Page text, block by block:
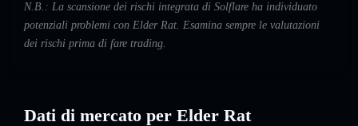
N.B.: La scansione dei rischi integrata di Solflare ha individuato
potenziali problemi con Elder Rat. Esamina sempre le valutazioni
dei rischi prima di fare trading.
Dati di mercato per Elder Rat